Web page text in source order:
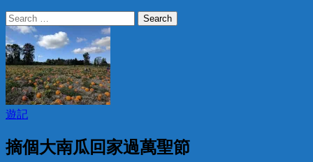
Search
for:
遊記
摘個大南瓜回家過萬聖節